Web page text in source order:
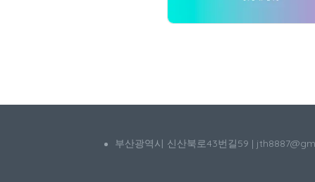
부산광역시 신산북로43번길59 |